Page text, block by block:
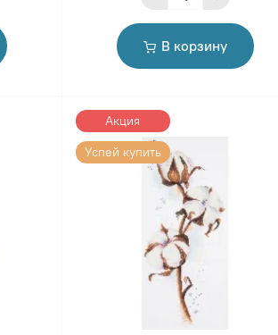
В корзину
Акция
Успей купить